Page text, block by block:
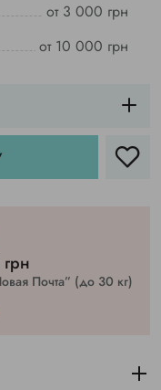
от 3 000 грн
от 10 000 грн
Почта” (до 30 кг)